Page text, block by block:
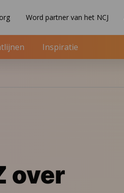
Word partner van het NCJ
Inspiratie
over